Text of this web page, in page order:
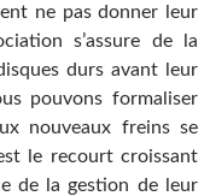
ne pas donner leur
s’assure de la
durs avant leur
pouvons formaliser
nouveaux freins se
le recourt croissant
de la gestion de leur